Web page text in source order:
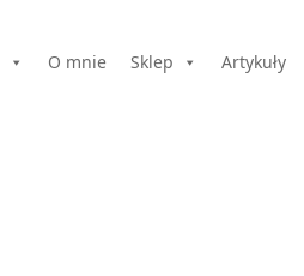
O mnie Sklep Artykuły